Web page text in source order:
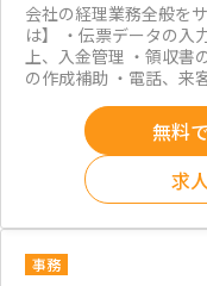
会社の経理業務全般を
は】 ・伝票データの入
上、入金管理 ・領収書
の作成補助 ・電話、来
無料
求
事務